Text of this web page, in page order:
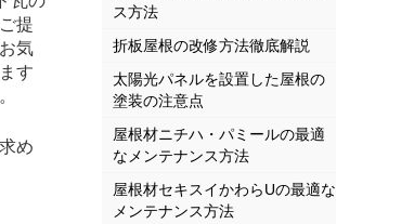
提
気
す
め
ス方法
折板屋根の改修方法徹底解説
太陽光パネルを設置した屋根の
塗装の注意点
屋根材ニチハ・パミールの最適
なメンテナンス方法
屋根材セキスイかわらUの最適な
メンテナンス方法